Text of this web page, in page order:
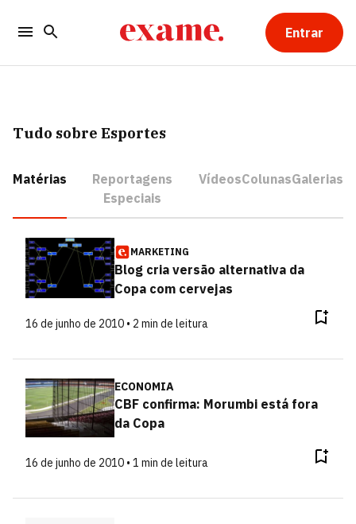
Entrar
Tudo sobre Esportes
Matérias
Reportagens
Especiais
VídeosColunasGalerias
MARKETING
Blog cria versão alternativa da
Copa com cervejas
16 de junho de 2010 • 2 min de leitura
ECONOMIA
CBF confirma: Morumbi está fora
da Copa
16 de junho de 2010 • 1 min de leitura